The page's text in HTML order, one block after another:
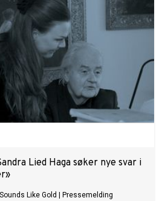
Lied Haga søker nye svar i
Sounds Like Gold Pressemelding